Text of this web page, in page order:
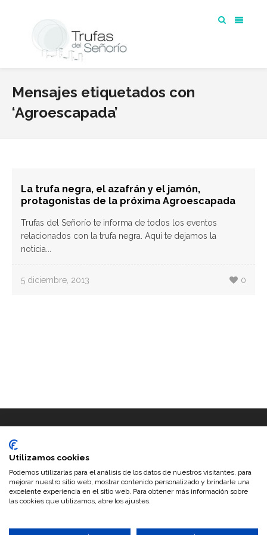
Mensajes etiquetados con
‘Agroescapada’
La trufa negra, el azafrán y el jamón,
protagonistas de la próxima Agroescapada
Trufas del Señorío te informa de todos los eventos
relacionados con la trufa negra. Aquí te dejamos la
noticia...
5 diciembre, 2013 0
©2026 Trufas del Senorio · Configurado y personalizado por
Distribuidores de trufa-Trufa negra-Trufa de verano-Aceite de
Utilizamos cookies
Podemos utilizarlas para el análisis de los datos de nuestros visitantes, para
mejorar nuestro sitio web, mostrar contenido personalizado y brindarle una
excelente experiencia en el sitio web. Para obtener más información sobre
las cookies que utilizamos, abre los ajustes.